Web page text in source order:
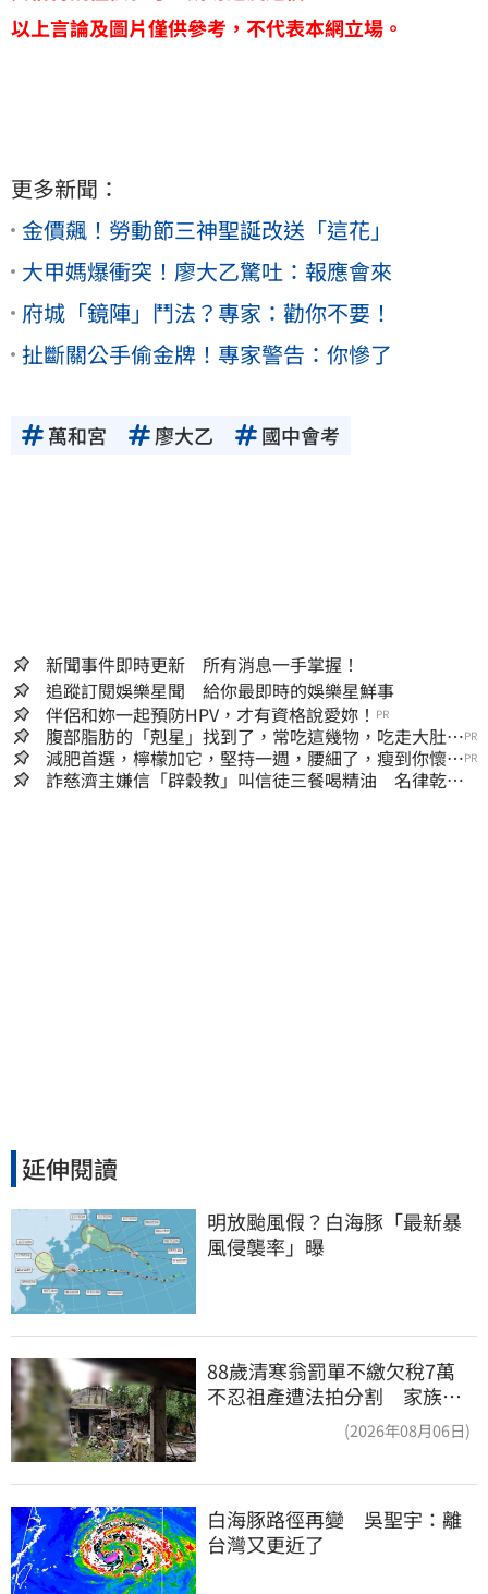
以上言論及圖片僅供參考，不代表本網立場。
更多新聞：
金價飆！勞動節三神聖誕改送「這花」
大甲媽爆衝突！廖大乙驚吐：報應會來
府城「鏡陣」鬥法？專家：勸你不要！
扯斷關公手偷金牌！專家警告：你慘了
萬和宮 廖大乙 國中會考
新聞事件即時更新 所有消息一手掌握！
追蹤訂閱娛樂星聞 給你最即時的娛樂星鮮事
伴侶和妳一起預防HPV，才有資格說愛妳！ PR
腹部脂肪的「剋星」找到了，常吃這幾物，吃走大肚
囊，瘦出小蠻腰
PR
減肥首選，檸檬加它，堅持一週，腰細了，瘦到你懷疑
人生
PR
詐慈濟主嫌信「辟穀教」叫信徒三餐喝精油 名律乾女
延伸閱讀
明放颱風假？白海豚「最新暴
風侵襲率」曝
88歲清寒翁罰單不繳欠稅7萬
不忍祖產遭法拍分割 家族按
(2026年08月06日)
白海豚路徑再變　吳聖宇：離
台灣又更近了